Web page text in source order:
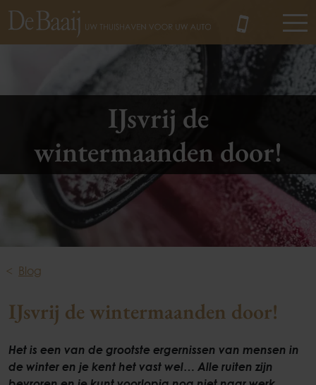
MENU
IJsvrij de
wintermaanden door!
Blog
IJsvrij de wintermaanden door!
Het is een van de grootste ergernissen van mensen in
de winter en je kent het vast wel… Alle ruiten zijn